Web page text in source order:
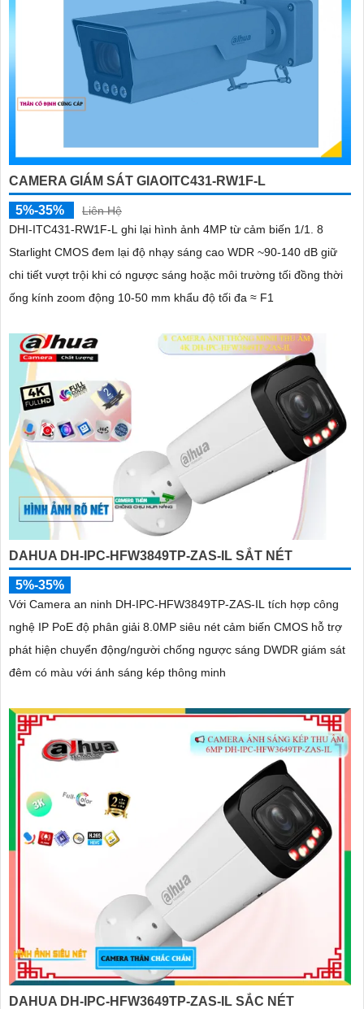
CAMERA GIÁM SÁT GIAOITC431-RW1F-L
5%-35%
Liên Hệ
DHI-ITC431-RW1F-L ghi lại hình ảnh 4MP từ cảm biến 1/1. 8
Starlight CMOS đem lại độ nhạy sáng cao WDR ~90-140 dB giữ
chi tiết vượt trội khi có ngược sáng hoặc môi trường tối đồng thời
ống kính zoom động 10-50 mm khẩu độ tối đa ≈ F1
DAHUA DH-IPC-HFW3849TP-ZAS-IL SẮT NÉT
5%-35%
Với Camera an ninh DH-IPC-HFW3849TP-ZAS-IL tích hợp công
nghệ IP PoE độ phân giải 8.0MP siêu nét cảm biến CMOS hỗ trợ
phát hiện chuyển động/người chống ngược sáng DWDR giám sát
đêm có màu với ánh sáng kép thông minh
DAHUA DH-IPC-HFW3649TP-ZAS-IL SẮC NÉT